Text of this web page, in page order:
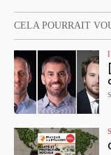
CELA POURRAIT